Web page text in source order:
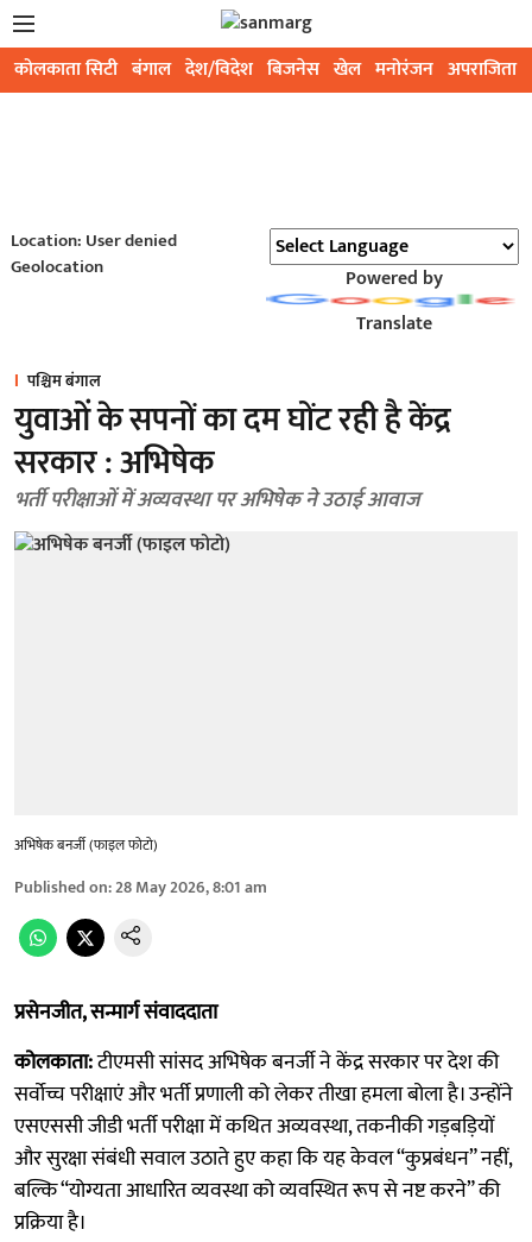
कोलकाता सिटी बंगाल देश/विदेश बिजनेस खेल मनोरंजन अपराजिता
Location: User denied
Geolocation
Powered by
Translate
पश्चिम बंगाल
युवाओं के सपनों का दम घोंट रही है केंद्र
सरकार : अभिषेक
भर्ती परीक्षाओं में अव्यवस्था पर अभिषेक ने उठाई आवाज
अभिषेक बनर्जी (फाइल फोटो)
Published on:28 May 2026, 8:01 am
प्रसेनजीत, सन्मार्ग संवाददाता
कोलकाता:टीएमसी सांसद अभिषेक बनर्जी ने केंद्र सरकार पर देश की
सर्वोच्च परीक्षाएं और भर्ती प्रणाली को लेकर तीखा हमला बोला है। उन्होंने
एसएससी जीडी भर्ती परीक्षा में कथित अव्यवस्था, तकनीकी गड़बड़ियों
और सुरक्षा संबंधी सवाल उठाते हुए कहा कि यह केवल “कुप्रबंधन” नहीं,
बल्कि “योग्यता आधारित व्यवस्था को व्यवस्थित रूप से नष्ट करने” की
प्रक्रिया है।